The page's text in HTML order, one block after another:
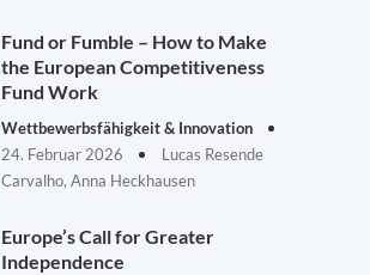
Fund or Fumble – How to Make
the European Competitiveness
Fund Work
Wettbewerbsfähigkeit & Innovation
24. Februar 2026
Lucas Resende
Carvalho, Anna Heckhausen
Europe’s Call for Greater
Independence